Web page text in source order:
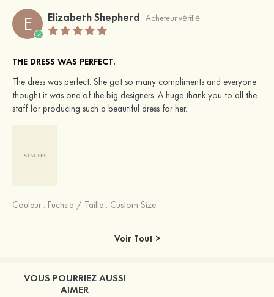
E Elizabeth Shepherd Acheteur vérifié
THE DRESS WAS PERFECT.
The dress was perfect. She got so many compliments and everyone
thought it was one of the big designers. A huge thank you to all the
staff for producing such a beautiful dress for her.
Couleur : Fuchsia / Taille : Custom Size
Voir Tout >
VOUS POURRIEZ AUSSI
AIMER